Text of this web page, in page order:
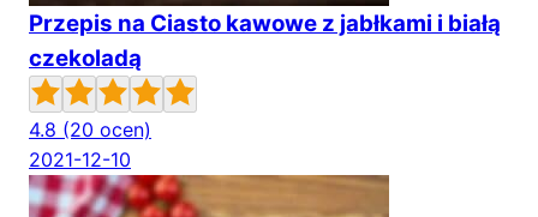
Przepis na Ciasto kawowe z jabłkami i białą
czekoladą
4.8 (20 ocen)
2021-12-10